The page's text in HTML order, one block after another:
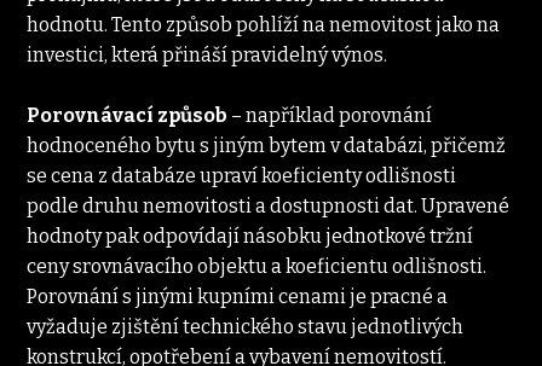
hodnotu. Tento způsob pohlíží na nemovitost jako na
investici, která přináší pravidelný výnos.
Porovnávací způsob – například porovnání
hodnoceného bytu s jiným bytem v databázi, přičemž
se cena z databáze upraví koeficienty odlišnosti
podle druhu nemovitosti a dostupnosti dat. Upravené
hodnoty pak odpovídají násobku jednotkové tržní
ceny srovnávacího objektu a koeficientu odlišnosti.
Porovnání s jinými kupními cenami je pracné a
vyžaduje zjištění technického stavu jednotlivých
konstrukcí, opotřebení a vybavení nemovitostí.